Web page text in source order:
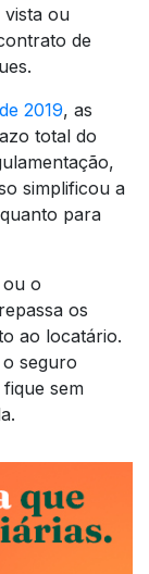
vista ou
de
2019, as
total do
simplificou a
para
ou o
os
ao locatário.
seguro
sem